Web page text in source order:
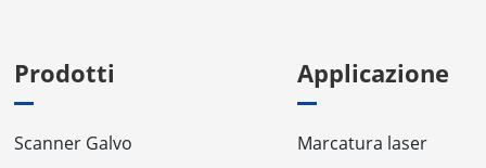
Prodotti
Scanner Galvo
Applicazione
Marcatura laser